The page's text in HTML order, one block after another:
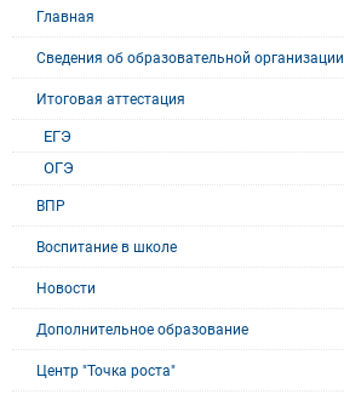
Главная
Сведения об образовательной организации
Итоговая аттестация
ЕГЭ
ОГЭ
ВПР
Воспитание в школе
Новости
Дополнительное образование
Центр "Точка роста"